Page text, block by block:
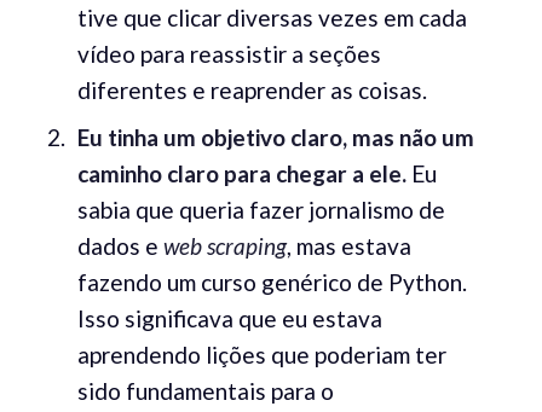
tive que clicar diversas vezes em cada
vídeo para reassistir a seções
diferentes e reaprender as coisas.
Eu tinha um objetivo claro, mas não um
caminho claro para chegar a ele.Eu
sabia que queria fazer jornalismo de
dados e web scraping, mas estava
fazendo um curso genérico de Python.
Isso significava que eu estava
aprendendo lições que poderiam ter
sido fundamentais para o